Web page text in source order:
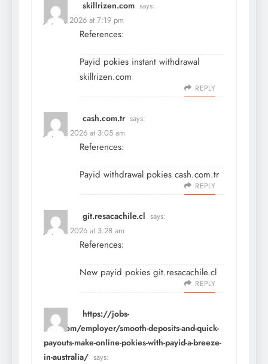
skillrizen.com says:
July 17, 2026 at 7:19 pm
References:
Payid pokies instant withdrawal
skillrizen.com
REPLY
cash.com.tr says:
July 18, 2026 at 3:05 am
References:
Payid withdrawal pokies cash.com.tr
REPLY
git.resacachile.cl says:
July 18, 2026 at 3:28 am
References:
New payid pokies git.resacachile.cl
REPLY
https://jobs-
max.com/employer/smooth-deposits-and-quick-
payouts-make-online-pokies-with-payid-a-breeze-
in-australia/ says: